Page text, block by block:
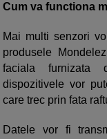
Cum va functiona
Mai multi senzori
produsele
faciala furnizata
dispozitivele vor
care trec prin fata
Datele vor fi